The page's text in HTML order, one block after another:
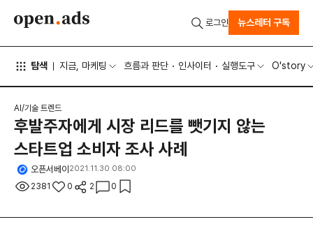
탐색 지금, 마케팅 흐름과 판단 인사이터 실행도구 O'story
로그인 뉴스레터 구독
AI/기술 트렌드
후발주자에게 시장 리드를 뺏기지 않는
스타트업 소비자 조사 사례
오픈서베이 2021.11.30 08:00
2381 0 2 0